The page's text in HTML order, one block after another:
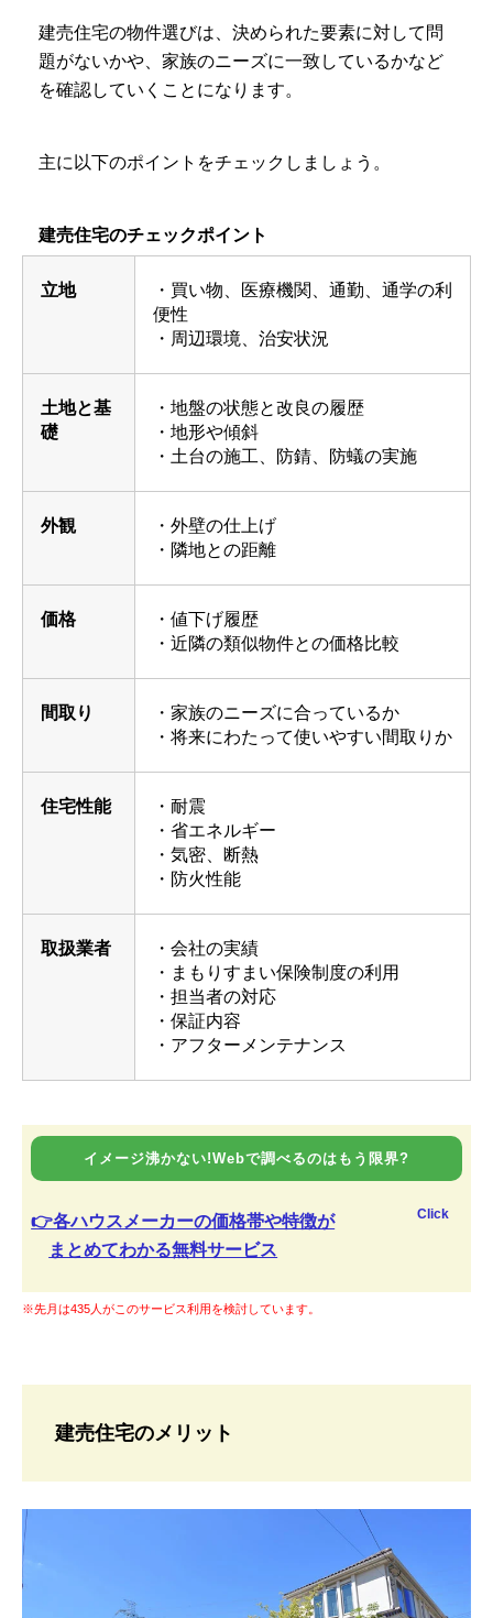
建売住宅の物件選びは、決められた要素に対して問
題がないかや、家族のニーズに一致しているかなど
を確認していくことになります。
主に以下のポイントをチェックしましょう。
建売住宅のチェックポイント
立地
・買い物、医療機関、通勤、通学の利
便性
・周辺環境、治安状況
土地と基
礎
・地盤の状態と改良の履歴
・地形や傾斜
・土台の施工、防錆、防蟻の実施
外観
・外壁の仕上げ
・隣地との距離
価格
・値下げ履歴
・近隣の類似物件との価格比較
間取り
・家族のニーズに合っているか
・将来にわたって使いやすい間取りか
住宅性能
・耐震
・省エネルギー
・気密、断熱
・防火性能
取扱業者
・会社の実績
・まもりすまい保険制度の利用
・担当者の対応
・保証内容
・アフターメンテナンス
イメージ沸かない!Webで調べるのはもう限界?
👉各ハウスメーカーの価格帯や特徴が
まとめてわかる無料サービス
Click
※先月は435人がこのサービス利用を検討しています。
建売住宅のメリット